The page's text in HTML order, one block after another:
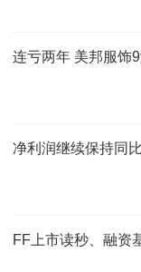
连亏两年 美邦服饰
净利润继续保持同
FF上市读秒、融资